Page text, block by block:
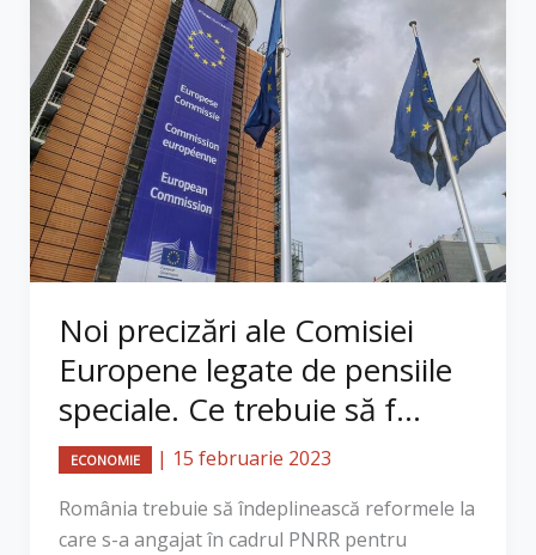
Noi precizări ale Comisiei
Europene legate de pensiile
speciale. Ce trebuie să f...
ECONOMIE | 15 februarie 2023
România trebuie să îndeplinească reformele la
care s-a angajat în cadrul PNRR pentru